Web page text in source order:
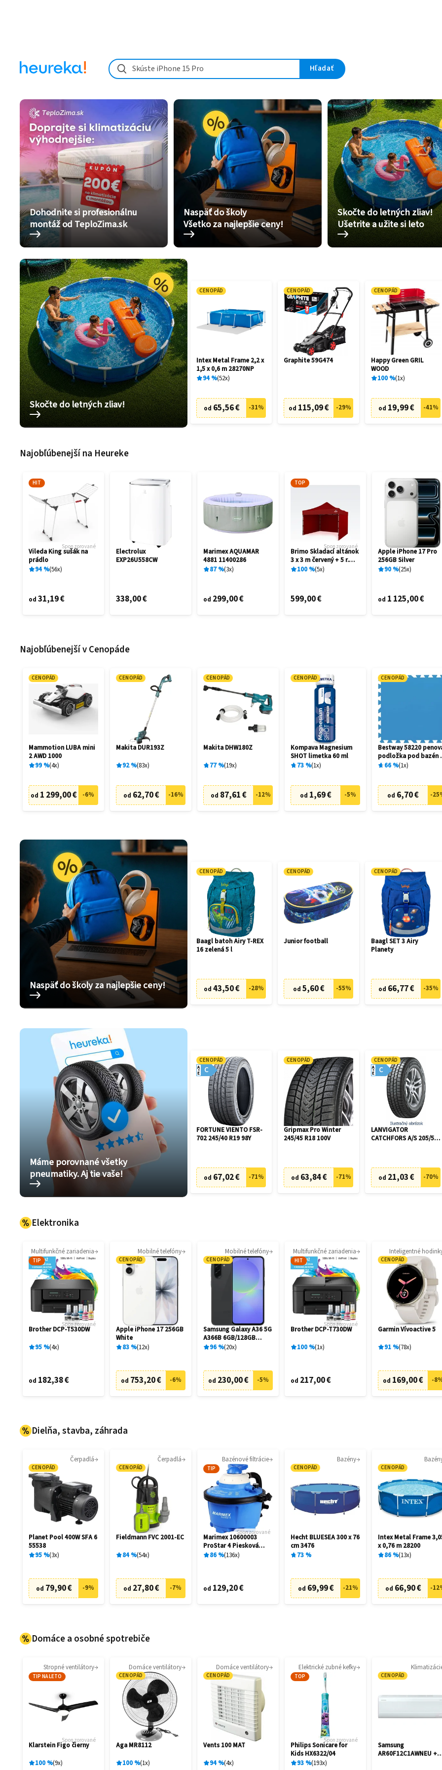
Skúste iPhone 15 Pro Hľadať
Dohodnite si profesionálnu
montáž od TeploZima.sk
Naspäť do školy
Všetko za najlepšie ceny!
Skočte do letných zliav!
Ušetrite a užite si leto
Skočte do letných zliav!
CENOPÁD
Intex Metal Frame 2,2 x
1,5 x 0,6 m 28270NP
94% 52x
od 65,56 € -31%
CENOPÁD
Graphite 59G474
od 115,09 € -29%
CENOPÁD
Happy Green GRIL
WOOD
100 % 1x
od 19,99 € -41%
Najobľúbenejší na Heureke
HIT
Sponzorované
Vileda King sušák na
prádlo
94% 56x
od 31,19 €
Electrolux
EXP26U558CW
338,00 €
Marimex AQUAMAR
4881 11400286
87% 3x
od 299,00 €
TOP
Sponzorované
Brimo Skladací altánok
3 x 3 m červený + 5 r.
záruka
100 % 5x
599,00 €
Apple iPhone 17 Pro
256GB Silver
90 % 25x
od 1 125,00 €
Najobľúbenejší v Cenopáde
CENOPÁD
Mammotion LUBA mini
2 AWD 1000
99 % 4x
od 1 299,00 € -6%
CENOPÁD
Makita DUR193Z
92% 83x
od 62,70 € -16%
CENOPÁD
Makita DHW180Z
77% 19x
od 87,61 € -12%
CENOPÁD
Kompava Magnesium
SHOT limetka 60 ml
73 % 1x
od 1,69 € -5%
CENOPÁD
Bestway 58220
podložka pod bazén
x 50 cm (9 ks)
66 % 1x
od 6,70 € -25
Naspäť do školy za najlepšie ceny!
CENOPÁD
Baagl batoh Airy T-REX
16 zelená 5 l
od 43,50 € -28%
CENOPÁD
Junior football
od 5,60 € -55%
CENOPÁD
Baagl SET 3 Airy
Planety
od 66,77 € -35%
Máme porovnané všetky
pneumatiky. Aj tie vaše!
CENOPÁD
C
A
E
FORTUNE VIENTO FSR-
702 245/40 R19 98Y
od 67,02 € -71%
CENOPÁD
Gripmax Pro Winter
245/45 R18 100V
od 63,84 € -71%
CENOPÁD
C
A
E
LANVIGATOR
CATCHFORS A/S 205/55
od 21,03 € -70%
Elektronika
Multifunkčné zariadenia
TIP
Sponzorované
Brother DCP-T530DW
95 % 4x
od 182,38 €
Mobilné telefóny
CENOPÁD
Apple iPhone 17 256GB
White
83 % 12x
od 753,20 € -6%
Mobilné telefóny
CENOPÁD
Samsung Galaxy A36 5G
A366B 6GB/128GB
Awesome Black
96 % 20x
od 230,00 € -5%
Multifunkčné zariadenia
HIT
Sponzorované
Brother DCP-T730DW
100 % 1x
od 217,00 €
Inteligentné
CENOPÁD
Garmin Vívoactive 5
91 % 78x
od 169,00 € -8
Dielňa, stavba, záhrada
Čerpadlá
CENOPÁD
Planet Pool 400W SFA 6
55538
95 % 3x
od 79,90 € -9%
Čerpadlá
CENOPÁD
Fieldmann FVC 2001-EC
84% 54x
od 27,80 € -7%
Bazénové filtrácie
TIP
Sponzorované
Marimex 10600003
ProStar 4 Piesková
filtrácia
86 % 136x
od 129,20 €
Bazény
CENOPÁD
Hecht BLUESEA 300 x 76
cm 3476
73 %
od 69,99 € -21%
CENOPÁD
Intex Metal Frame
x 0,76 m 28200
86 % 13x
od 66,90 € -12
Domáce a osobné spotrebiče
Stropné ventilátory
TIP NA LETO
Sponzorované
Klarstein Figo čierny
100 % 9x
Domáce ventilátory
CENOPÁD
Aga MR8112
100 % 1x
Domáce ventilátory
CENOPÁD
Vents 100 MAT
94% 4x
Elektrické zubné kefky
TOP
Sponzorované
Philips Sonicare for
Kids HX6322/04
93 % 193x
CENOPÁD
Samsung
AR60F12C1AWNEU +